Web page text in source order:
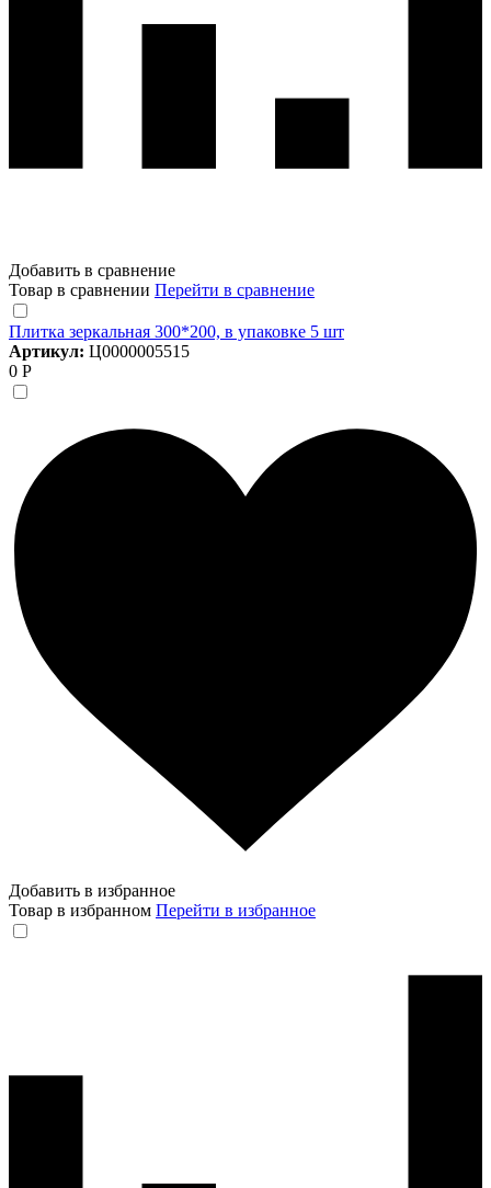
Добавить в сравнение
Товар в сравнении Перейти в сравнение
Плитка зеркальная 300*200, в упаковке 5 шт
Артикул: Ц0000005515
0 Р
Добавить в избранное
Товар в избранном Перейти в избранное